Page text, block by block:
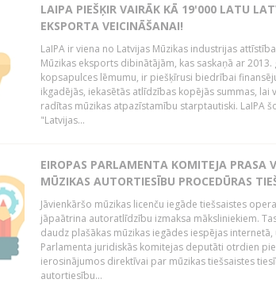
LAIPA PIEŠĶIR VAIRĀK KĀ 19'000 LATU
EKSPORTA VEICINĀŠANAI!
LaIPA ir viena no Latvijas Mūzikas industrijas
Mūzikas eksports dibinātājām, kas saskaņā ar
kopsapulces lēmumu, ir piešķīrusi biedrībai
ikgadējās, iekasētās atlīdzības kopējās summas, lai
radītas mūzikas atpazīstamību starptautiski. LaIPA
"Latvijas...
EIROPAS PARLAMENTA KOMITEJA PRASA
MŪZIKAS AUTORTIESĪBU PROCEDŪRAS
Jāvienkāršo mūzikas licenču iegāde tiešsaistes
jāpaātrina autoratlīdzību izmaksa māksliniekiem.
daudz plašākas mūzikas iegādes iespējas internetā,
Parlamenta juridiskās komitejas deputāti otrdien
ierosinājumos direktīvai par mūzikas tiešsaistes
autortiesību...